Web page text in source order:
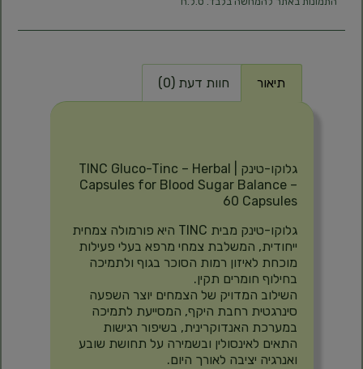
תיאור חוות דעת (0)
גלוקו-טינק | TINC Gluco-Tinc – Herbal
Capsules for Blood Sugar Balance –
60 Capsules
גלוקו-טינק מבית TINC היא פורמולה צמחית
ייחודית, המשלבת צמחי מרפא בעלי פעילות
מוכחת לאיזון רמות הסוכר בגוף ולתמיכה
בחילוף חומרים תקין.
השילוב המדויק של הצמחים יוצר השפעה
סינרגטית רחבת היקף, המסייעת לתמיכה
במערכת האנדוקרינית, בשיפור רגישות
התאים לאינסולין ובשמירה על תחושת שובע
ואנרגיה יציבה לאורך היום.